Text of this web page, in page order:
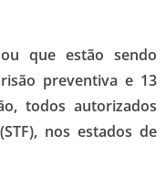
que estão sendo
preventiva e 13
todos autorizados
nos estados de